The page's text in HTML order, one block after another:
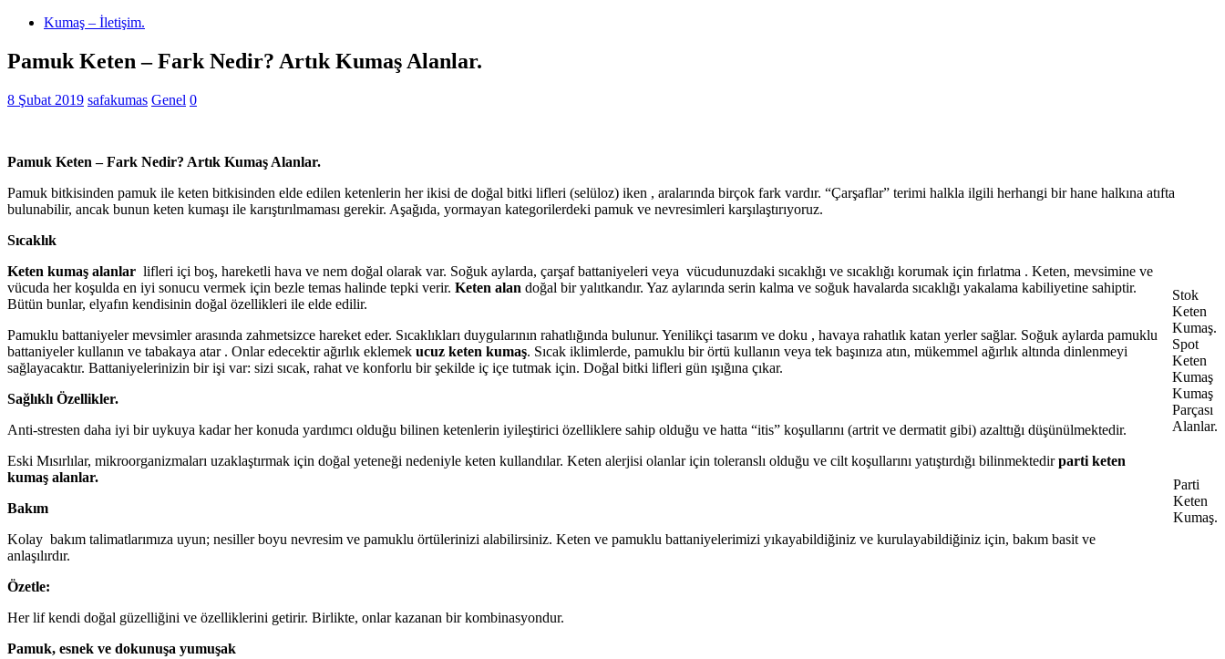
Kumaş – İletişim.
Pamuk Keten – Fark Nedir? Artık Kumaş Alanlar.
8 Şubat 2019 safakumas Genel 0
Pamuk Keten – Fark Nedir? Artık Kumaş Alanlar.
Pamuk bitkisinden pamuk ile keten bitkisinden elde edilen ketenlerin her ikisi de doğal bitki lifleri (selüloz) iken , aralarında birçok fark vardır. “Çarşaflar” terimi halkla ilgili herhangi bir hane halkına atıfta
bulunabilir, ancak bunun keten kumaşı ile karıştırılmaması gerekir. Aşağıda, yormayan kategorilerdeki pamuk ve nevresimleri karşılaştırıyoruz.
Sıcaklık
Stok
Keten
Kumaş.
Spot
Keten
Kumaş
Kumaş
Parçası
Alanlar.
Keten kumaş alanlar lifleri içi boş, hareketli hava ve nem doğal olarak var. Soğuk aylarda, çarşaf battaniyeleri veya vücudunuzdaki sıcaklığı ve sıcaklığı korumak için fırlatma . Keten, mevsimine ve
vücuda her koşulda en iyi sonucu vermek için bezle temas halinde tepki verir. Keten alan doğal bir yalıtkandır. Yaz aylarında serin kalma ve soğuk havalarda sıcaklığı yakalama kabiliyetine sahiptir.
Bütün bunlar, elyafın kendisinin doğal özellikleri ile elde edilir.
Pamuklu battaniyeler mevsimler arasında zahmetsizce hareket eder. Sıcaklıkları duygularının rahatlığında bulunur. Yenilikçi tasarım ve doku , havaya rahatlık katan yerler sağlar. Soğuk aylarda pamuklu
battaniyeler kullanın ve tabakaya atar . Onlar edecektir ağırlık eklemek ucuz keten kumaş. Sıcak iklimlerde, pamuklu bir örtü kullanın veya tek başınıza atın, mükemmel ağırlık altında dinlenmeyi
sağlayacaktır. Battaniyelerinizin bir işi var: sizi sıcak, rahat ve konforlu bir şekilde iç içe tutmak için. Doğal bitki lifleri gün ışığına çıkar.
Sağlıklı Özellikler.
Anti-stresten daha iyi bir uykuya kadar her konuda yardımcı olduğu bilinen ketenlerin iyileştirici özelliklere sahip olduğu ve hatta “itis” koşullarını (artrit ve dermatit gibi) azalttığı düşünülmektedir.
Parti
Keten
Kumaş.
Eski Mısırlılar, mikroorganizmaları uzaklaştırmak için doğal yeteneği nedeniyle keten kullandılar. Keten alerjisi olanlar için toleranslı olduğu ve cilt koşullarını yatıştırdığı bilinmektedirparti keten
kumaş alanlar.
Bakım
Kolay bakım talimatlarımıza uyun; nesiller boyu nevresim ve pamuklu örtülerinizi alabilirsiniz. Keten ve pamuklu battaniyelerimizi yıkayabildiğiniz ve kurulayabildiğiniz için, bakım basit ve
anlaşılırdır.
Özetle:
Her lif kendi doğal güzelliğini ve özelliklerini getirir. Birlikte, onlar kazanan bir kombinasyondur.
Pamuk, esnek ve dokunuşa yumuşak